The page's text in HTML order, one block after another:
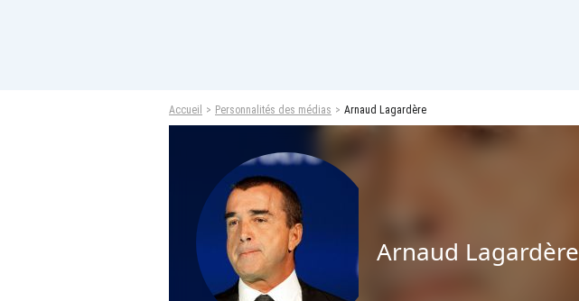
Accueil Personnalités des médias Arnaud Lagardère
Arnaud Lagardère